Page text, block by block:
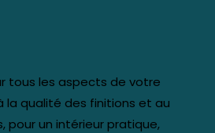
tous les aspects de votre
la qualité des finitions et au
pour un intérieur pratique,